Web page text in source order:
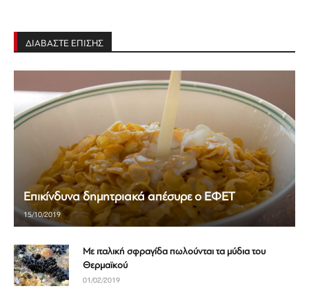
ΔΙΑΒΑΣΤΕ ΕΠΙΣΗΣ
Επικίνδυνα δημητριακά απέσυρε ο ΕΦΕΤ
15/10/2019
Με ιταλική σφραγίδα πωλούνται τα μύδια του
Θερμαϊκού
01/02/2019